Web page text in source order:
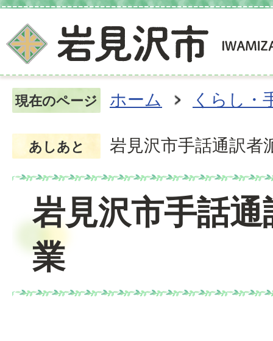
現在のページ ホーム くらし・
あしあと 岩見沢市手話通訳者
岩見沢市手話
業